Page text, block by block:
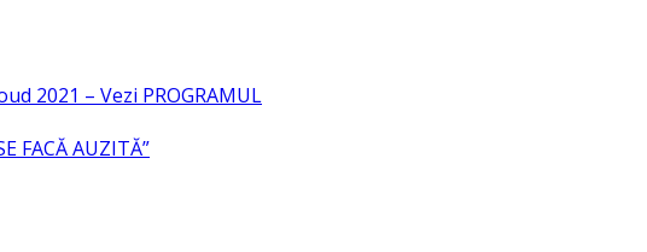
2021 – Vezi PROGRAMUL
FACĂ AUZITĂ”